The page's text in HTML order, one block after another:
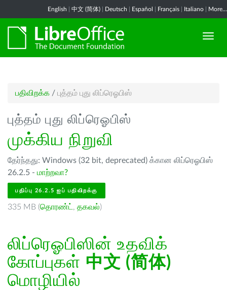
English 中文 (简体) Deutsch Español Français Italiano More...
பதிவிறக்க / புத்தம் புது லிப்ரெஓபிஸ்
புத்தம் புது லிப்ரெஓபிஸ்
முக்கிய நிறுவி
தேர்ந்தது: Windows (32 bit, deprecated) க்கான லிப்ரெஓபிஸ்
26.2.5 - மாற்றவா?
பதிப்பு 26.2.5 ஐப் பதிவிறக்கு
335 MB (தொரண்ட் , தகவல்)
லிப்ரெஓபிஸின் உதவிக்
கோப்புகள் 中文 (简体)
மொழியில்